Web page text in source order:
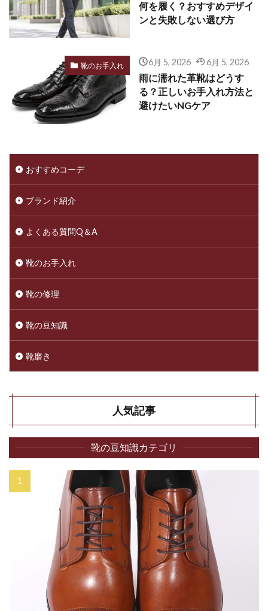
何を履く？おすすめデザイ
ンと失敗しない選び方
靴のお手入れ 6月 5, 2026 6月 5, 2026
雨に濡れた革靴はどうす
る？正しいお手入れ方法と
避けたいNGケア
おすすめコーデ
ブランド紹介
よくある質問Q＆A
靴のお手入れ
靴の修理
靴の豆知識
靴磨き
人気記事
靴の豆知識カテゴリ